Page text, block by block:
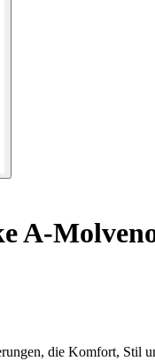
A-
die Komfort, Stil